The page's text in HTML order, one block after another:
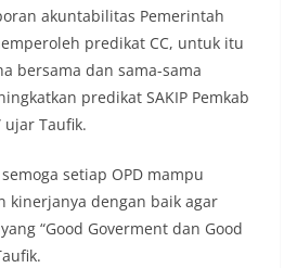
dalam menyambut
HUT Kemerdekaan
sambang ini
terus dilaksanakan secara rutin
di wilayah Kelurahan
bagian dari upaya menciptakan
semangat nasionalisme
Hari Kemerdekaan RI.
Medan Minta Pemko Tepati Janji
Untuk Pembangunan Medan
akuntabilitas Pemerintah
predikat CC, untuk itu
bersama dan sama-sama
predikat SAKIP Pemkab
ujar Taufik.
setiap OPD mampu
kinerjanya dengan baik agar
“Good Goverment dan Good